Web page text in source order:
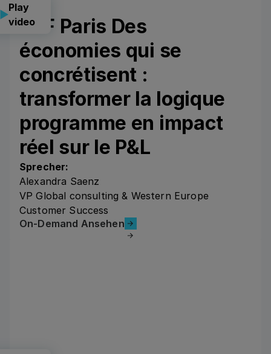
Play
video
CLF Paris Des
économies qui se
concrétisent :
transformer la logique
programme en impact
réel sur le P&L
Sprecher:
Alexandra Saenz
VP Global consulting & Western Europe
Customer Success
On-Demand Ansehen
On-Demand Ansehen